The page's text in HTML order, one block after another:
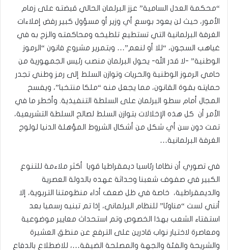
“محكمة العدل السامية” عزز البرلمان الحالي قبضته على زمام
الأمور، حيث لن يعود بوسع أي وزير أو مسؤول كبير رفض إملاءات
الغرفة البرلمانية التي تستطيع تلطيخه ومحاكمته والزج به في
غياهب السجون، “للا أو لنعم”… وبتمرير مشروع فانون “الرموز
الوطنية” -لا قدر الله- يحول البرلمان منصب رئيس الجمهورية من
حامي الرموز الوطنية والحريات وتوازن السلط إلى رمز وطني تجدر
حمايته بقوة القانون، مما يجعل منه “ملكا منتخبا”، ويفسح
المجال أمام سطو البرلمان على السلطة التنفيذية. وأخطر ما في
الأمر أن كل هذه الإخلالات بتوازن السلط لصالح السلطة التشريعية،
تمت دون سن أي شكل من أشكال الشروط المؤهلة الدنيا لولوج
الغرفة البرلمانية…
في تصوري أن نظاما رئاسيا ديمقراطيا قويا أكثر ملاءمة للتنوع
الكبير في صفوف شعبنا وحداثة عهده بالدولة العصرية
والديمقراطية، خاصة في ظل ضعف أداء منظومتنا التربوية، إلا
أنني لست “مناوئا” للنظام البرلماني، إذا تم تبنيه رسميا بعد
استفتاء الشعب بهذا الخصوص وتم استحداث معايير موضوعية
ومعاصرة لاختيار نواب قادرين على الترفع عن منطق العشيرة
والشريحة والفئة والجهة والمصلحة الضيقة…، للاضطلاع بالدفاع